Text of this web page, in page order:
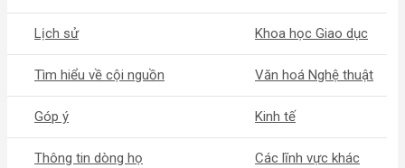
Lịch sử
Tìm hiểu về cội nguồn
Góp ý
Thông tin dòng họ
Khoa học Giao dục
Văn hoá Nghệ thuật
Kinh tế
Các lĩnh vực khác